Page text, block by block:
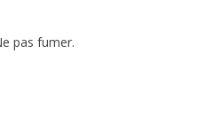
pas fumer.